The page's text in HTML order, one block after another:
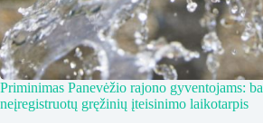
Priminimas Panevėžio rajono gyventojams:
neįregistruotų gręžinių įteisinimo laikotarpis